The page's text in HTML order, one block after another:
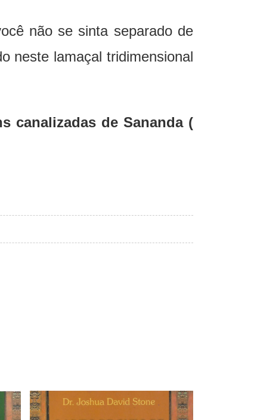
não se sinta separado de
neste lamaçal tridimensional
canalizadas de Sananda (